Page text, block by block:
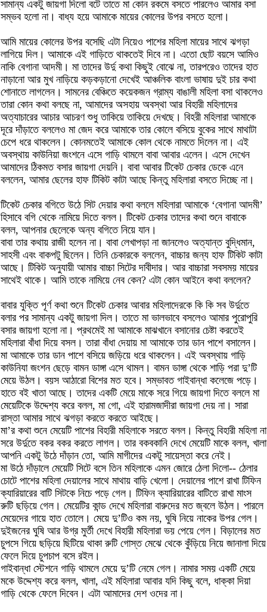
সামান্য একটু জায়গা দিলো বটে তাতে মা কোন রকমে বসতে পারলেও আমার বসা
সম্ভব হলো না। বাধ্য হয়ে আমাকে মায়ের কোলের উপর বসতে হলো।
আমি মায়ের কোলের উপর বসেছি এটা নিয়েও পাশের মহিলা মায়ের সাথে ঝগড়া
লাগিয়ে দিল। আমাকে এই গাড়িতে থাকতেই দিবে না। এতো ছোট বয়সে আমিও
নাকি বেগানা আদমী। মা তাদের উর্দু কথা কিছুই বোঝে না, তারপরেও তাদের হাত
নাড়ানো আর মুখ নাড়িয়ে কড়কড়ানো দেখেই আঞ্চলিক বাংলা ভাষায় দুই চার কথা
শোনাতে লাগলেন। সামনের বেঞ্চিতে কয়েকজন গ্রাম্য বাঙালী মহিলা বসা থাকলেও
তারা কোন কথা বলছে না, আমাদের অসহায় অবস্থা আর বিহারী মহিলাদের
অত্যাচারের আচার আচরণ শুধু তাকিয়ে তাকিয়ে দেখছে। বিহরী মহিলারা আমাকে
দূরে দাঁড়াতে বললেও মা জেদ করে আমাকে তার কোলে বসিয়ে বুকের সাথে মাথাটা
চেপে ধরে থাকলেন। কোনমতেই আমাকে কোল থেকে নামতে দিলেন না। এই
অবস্থায় কাউনিয়া জংশনে এসে গাড়ি থামলে বাবা আবার এলেন। এসে দেখেন
আমাদের ঠিকমত বসার জায়গা দেয়নি। বাবা আবার টিকেট চেকার ডেকে এনে
বললেন, আমার ছেলের হাফ টিকিট কাটা আছে কিন্তু মহিলারা বসতে দিচ্ছে না।
টিকেট চেকার বগিতে উঠে সিট দেয়ার কথা বললে মহিলারা আমাকে ‘বেগানা আদমী’
হিসাবে বগি থেকে নামিয়ে দিতে বলল। টিকেট চেকার তাদের কথা শুনে বাবাকে
বলল, আপনার ছেলেকে অন্য বগিতে নিয়ে যান।
বাবা তার কথায় রাজী হলেন না। বাবা লেখাপড়া না জানলেও অত্যান্ত বুদ্ধিমান,
সাহসী এবং বাকপটু ছিলেন। তিনি চেকারকে বললেন, বাচ্চার জন্য হাফ টিকিট কাটা
আছে। টিকিট অনুযায়ী আমার বাচ্চা সিটের দাবীদার। আর বাচ্চারা সবসময় মায়ের
সাথেই থাকে। আমি তাকে নামিয়ে নেব কেন? এটা কোন আইনে কথা বললেন?
বাবার যুক্তি পূর্ণ কথা শুনে টিকেট চেকার আবার মহিলাদেরকে কি কি সব উর্দুতে
বলার পর সামান্য একটু জায়গা দিল। তাতে মা ভালভাবে বসলেও আমার পুরোপুরি
বসার জায়গা হলো না। প্রথমেই মা আমাকে মাঝখানে বসানোর চেষ্টা করতেই
মহিলারা বাঁধা দিয়ে বসল। তারা বাঁধা দেয়ায় মা আমাকে তার ডান পাশে বসালেন।
মা আমাকে তার ডান পাশে বসিয়ে জড়িয়ে ধরে থাকলেন। এই অবস্থায় গাড়ি
কাউনিযা জংশন ছেড়ে বামন ডাঙ্গা এসে থামল। বামন ডাঙ্গা থেকে শাড়ি পরা দু’টি
মেয়ে উঠল। বয়স আঠারো বিশের মত হবে। সম্ভাবত গাইবান্ধা কলেজে পড়ে।
হাতে বই খাতা আছে। তাদের একটি মেয়ে মাকে সরে গিয়ে জায়গা দিতে বললে মা
মেয়েটিকে উদ্দেশ্য করে বলল, মা গো, এই হারামজাদীরা জায়গা দেয় না। সারা
রাস্তা আমার সাথে ঝগড়া করতে করতে আইছে।
মা’র কথা শুনে মেয়েটি পাশের বিহারী মহিলাকে সরতে বলল। কিন্তু বিহারী মহিলা না
সরে উর্দুতে বকর বকর করতে লাগল। তার বকবকানি দেখে মেয়েটি মাকে বলল, খালা
আপনি একটু উঠে দাঁড়ান তো, আমি মাগীদের একটু সায়েস্তা করে নেই।
মা উঠে দাঁড়ালে মেয়েটি সিটে বসে তিন মহিলাকে এমন জোরে ঠেলা দিলো-- ঠেলার
চোটে পাশের মহিলা দেয়ালের সাথে মাথায় বাড়ি খেলো। দেয়ালের পাশে রাখা টিফিন
ক্যারিয়ারের বাটি সিটকে নিচে পড়ে গেল। টিফিন ক্যারিয়ারের বাটিতে রাখা মাংস
রুটি ছড়িয়ে গেল। মেয়েটির কান্ড দেখে মহিলারা বারুদের মত জ্বলে উঠল। পারলে
মেয়েদের গায়ে হাত তোলে। মেয়ে দু’টিও কম নয়, ঘুষি নিয়ে নাকের উপর গেল।
দুইজনের ঘুষি আর উগ্র মুর্তী দেখে বিহারী মহিলারা ভয় পেয়ে গেল। বিড়ালের মত
চুপসে গিয়ে ছড়িয়ে ছিটিয়ে থাকা রুটি গোস্ত মেঝে থেকে কুঁড়িয়ে নিয়ে জানালা দিয়ে
ফেলে দিয়ে চুপচাপ বসে রইল।
গাইবান্ধা স্টেশনে গাড়ি থামলে মেয়ে দু’টি নেমে গেল। নামার সময় একটি মেয়ে
মকে উদ্দেশ্য করে বলল, খালা, এই মহিলারা আবার যদি কিছু বলে, ধাক্কা দিয়া
গাড়ি থেকে ফেলে দিবেন। এটা আমাদের দেশ ওদের না।